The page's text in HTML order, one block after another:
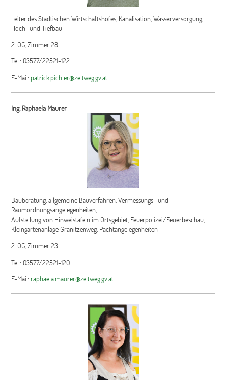
Leiter des Städtischen Wirtschaftshofes, Kanalisation, Wasserversorgung,
Hoch- und Tiefbau
2. OG, Zimmer 28
Tel.: 03577/22521-122
E-Mail:patrick.pichler@zeltweg.gv.at
Ing. Raphaela Maurer
Bauberatung, allgemeine Bauverfahren, Vermessungs- und
Raumordnungsangelegenheiten,
Aufstellung von Hinweistafeln im Ortsgebiet, Feuerpolizei/Feuerbeschau,
Kleingartenanlage Granitzenweg, Pachtangelegenheiten
2. OG, Zimmer 23
Tel.: 03577/22521-120
E-Mail:raphaela.maurer@zeltweg.gv.at